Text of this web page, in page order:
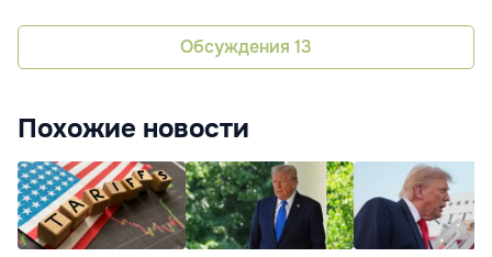
Обсуждения 13
Похожие новости